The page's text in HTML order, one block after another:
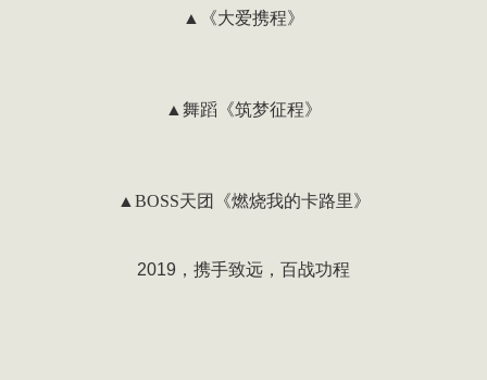
▲《大爱携程》
▲舞蹈《筑梦征程》
▲BOSS天团《燃烧我的卡路里》
2019，携手致远，百战功程